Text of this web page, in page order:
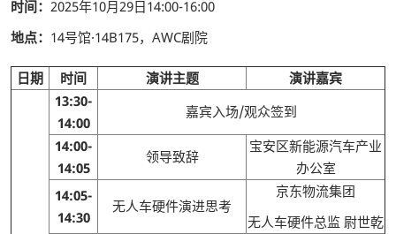
时间： 2025年10月29日14:00-16:00
地点： 14号馆·14B175，AWC剧院
日期 时间 演讲主题 演讲嘉宾
13:30-
14:00
嘉宾入场/观众签到
14:00-
14:05
领导致辞
宝安区新能源汽车产业
办公室
14:05-
14:30
无人车硬件演进思考
京东物流集团
无人车硬件总监 尉世乾